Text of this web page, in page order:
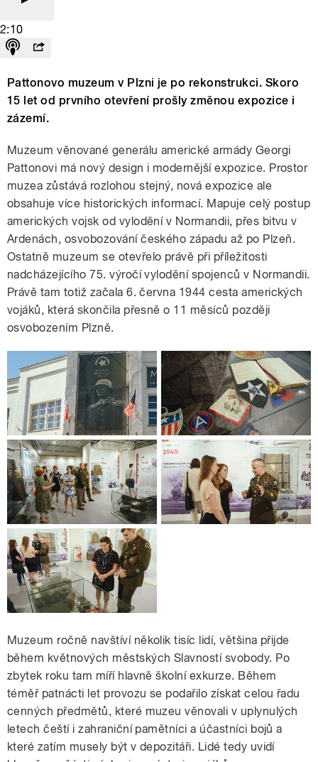
2:10
Pattonovo muzeum v Plzni je po rekonstrukci. Skoro
15 let od prvního otevření prošly změnou expozice i
zázemí.
Muzeum věnované generálu americké armády Georgi
Pattonovi má nový design i modernější expozice. Prostor
muzea zůstává rozlohou stejný, nová expozice ale
obsahuje více historických informací. Mapuje celý postup
amerických vojsk od vylodění v Normandii, přes bitvu v
Ardenách, osvobozování českého západu až po Plzeň.
Ostatně muzeum se otevřelo právě při příležitosti
nadcházejícího 75. výročí vylodění spojenců v Normandii.
Právě tam totiž začala 6. června 1944 cesta amerických
vojáků, která skončila přesně o 11 měsíců později
osvobozením Plzně.
Muzeum ročně navštíví několik tisíc lidí, většina přijde
během květnových městských Slavností svobody. Po
zbytek roku tam míří hlavně školní exkurze. Během
téměř patnácti let provozu se podařilo získat celou řadu
cenných předmětů, které muzeu věnovali v uplynulých
letech čeští i zahraniční pamětníci a účastníci bojů a
které zatím musely být v depozitáři. Lidé tedy uvidí